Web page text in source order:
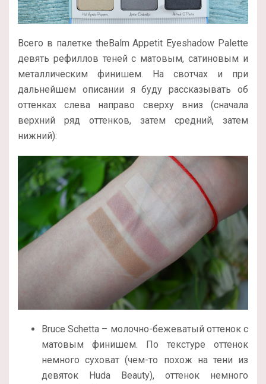
Всего в палетке theBalm Appetit Eyeshadow Palette
девять рефиллов теней с матовым, сатиновым и
металлическим финишем. На свотчах и при
дальнейшем описании я буду рассказывать об
оттенках слева направо сверху вниз (сначала
верхний ряд оттенков, затем средний, затем
нижний):
Bruce Schetta – молочно-бежеватый оттенок с
матовым финишем. По текстуре оттенок
немного суховат (чем-то похож на тени из
девяток Huda Beauty), оттенок немного